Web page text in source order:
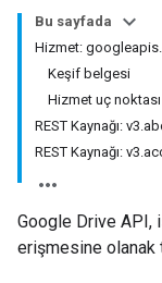
Bu sayfada
Hizmet:
Keşif belgesi
Hizmet uç noktası
REST Kaynağı:
REST Kaynağı:
Google Drive API,
erişmesine olanak